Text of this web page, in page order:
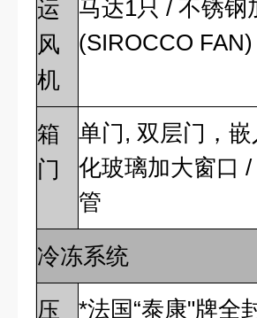
运
风
机
马达1只 / 不锈钢
(SIROCCO
箱
门
单门, 双层门，
化玻璃加大窗口
管
冷冻系统
压
*法国“泰康"牌全